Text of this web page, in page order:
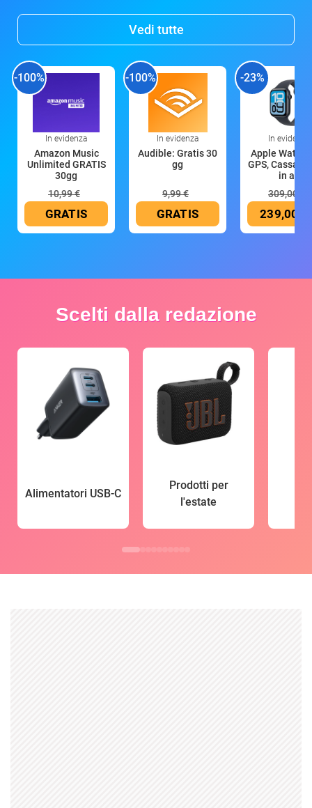
Vedi tutte
-100%
In evidenza
Amazon Music
Unlimited GRATIS
30gg
10,99 €
GRATIS
-100%
In evidenza
Audible: Gratis 30
gg
9,99 €
GRATIS
-23%
In evidenza
Apple Watch
GPS, Cassa
in all
309,00 €
239,00 €
Scelti dalla redazione
Alimentatori USB-C
Prodotti per
l'estate